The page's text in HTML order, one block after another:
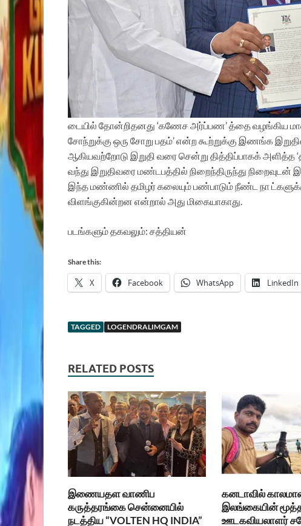
டையில் தோன்றிதனது ‘கணேச அர்ப்பண’ த்தை வழங்கிய
சோந்றுக்கு ஒரு சோறு பதம்’ என்ற கூற்றுக்கு இணங்க
ஆகியவற்றோடு இறுதி வரை சென்று தித்திப்பாகக் அளித்த
வந்து இறுதிவரை மண்டபத்தில் நிறைந்திருந்து நிறைவுடன்
இந்த மண்ணில் தமிழர் கலையும் பண்பாடும் நீண்ட நா
விளங்குகின்றன என்றால் அது மிகையாகாது.
படங்களும் தகவலும்: சத்தியன்
Share this:
X Facebook WhatsApp LinkedIn
TAGGED LOGENDRALIMGAM
RELATED POSTS
இணையதள வாணிப
கருத்தரங்கை சென்னையில்
நடத்திய “VOLTEN HQ INDIA”
கனடாவில்
இலங்கையின்
ஊடகவியலாளர்